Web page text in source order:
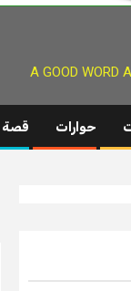
A GOOD WORD
حوارات قصة